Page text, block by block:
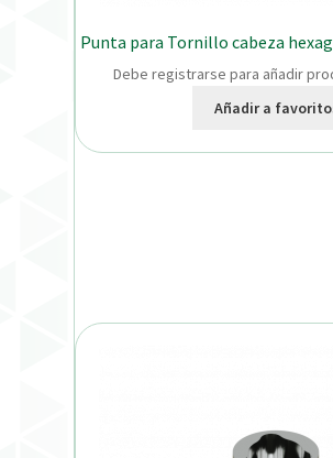
Punta para Tornillo cabeza
Debe registrarse para añadir
Añadir a